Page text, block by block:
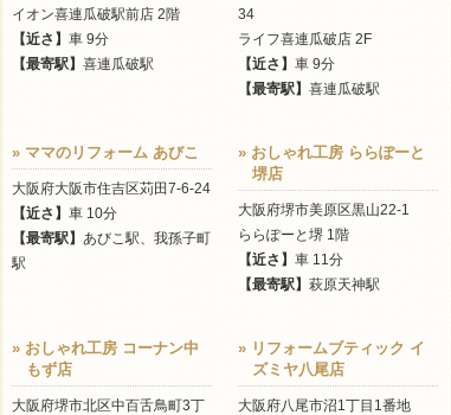
イオン喜連瓜破駅前店 2階
【近さ】 車 9分
【最寄駅】 喜連瓜破駅
34
ライフ喜連瓜破店 2F
【近さ】 車 9分
【最寄駅】 喜連瓜破駅
» ママのリフォーム あびこ
大阪府大阪市住吉区苅田7-6-24
【近さ】 車 10分
【最寄駅】 あびこ駅、我孫子町
駅
» おしゃれ工房 ららぽーと
堺店
大阪府堺市美原区黒山22-1
ららぽーと堺 1階
【近さ】 車 11分
【最寄駅】 萩原天神駅
» おしゃれ工房 コーナン中
もず店
大阪府堺市北区中百舌鳥町3丁
» リフォームブティック イ
ズミヤ八尾店
大阪府八尾市沼1丁目1番地